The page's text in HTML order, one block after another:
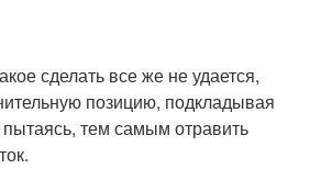
сделать все же не удается,
позицию, подкладывая
тем самым отравить